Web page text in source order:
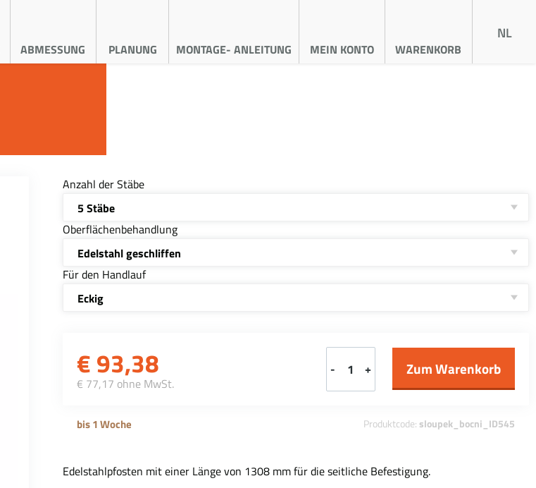
ABMESSUNG PLANUNG MONTAGE- ANLEITUNG MEIN KONTO WARENKORB
NL
Anzahl der Stäbe
5 Stäbe
Oberflächenbehandlung
Edelstahl geschliffen
Für den Handlauf
Eckig
€ 93,38
€ 77,17 ohne MwSt.
- +
bis 1 Woche Produktcode: sloupek_bocni_ID545
Edelstahlpfosten mit einer Länge von 1308 mm für die seitliche Befestigung.